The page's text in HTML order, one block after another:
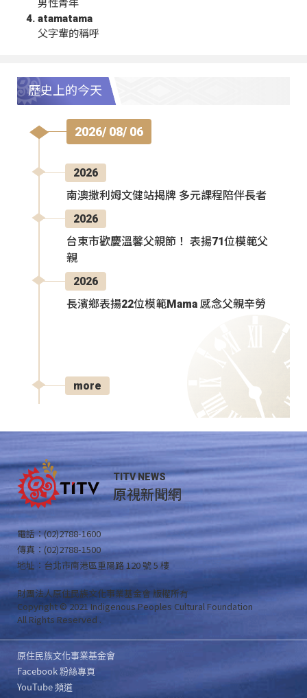
男性青年
atamatama
父字輩的稱呼
歷史上的今天
2026/ 08/ 06
2026
南澳撒利姆文健站揭牌 多元課程陪伴長者
2026
台東市歡慶溫馨父親節！ 表揚71位模範父
親
2026
長濱鄉表揚22位模範Mama 感念父親辛勞
more
TITV NEWS
原視新聞網
電話：(02)2788-1600
傳真：(02)2788-1500
地址：台北市南港區重陽路 120 號 5 樓
財團法人原住民族文化事業基金會 版權所有
Copyright © 2021 Indigenous Peoples Cultural Foundation
All Rights Reserved .
原住民族文化事業基金會
Facebook 粉絲專頁
YouTube 頻道